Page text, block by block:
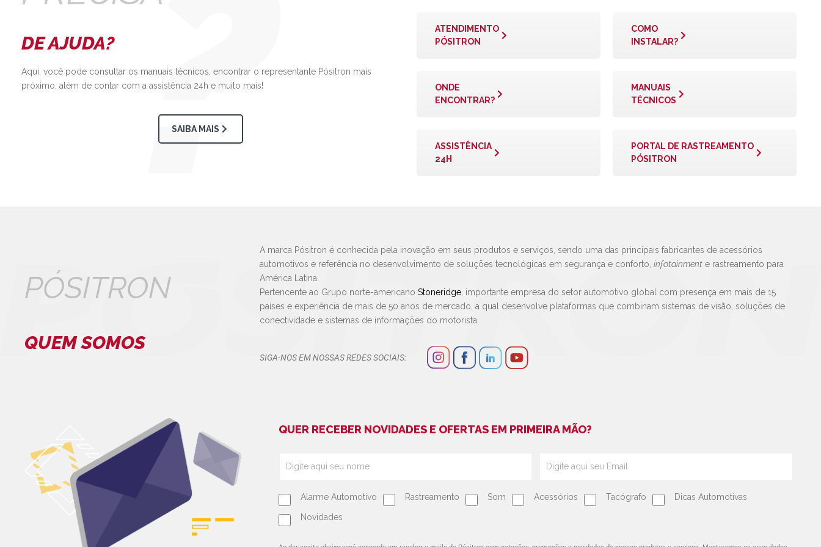
DE AJUDA?
Aqui, você pode consultar os manuais técnicos, encontrar o representante Pósitron mais
próximo, além de contar com a assistência 24h e muito mais!
SAIBA MAIS
ATENDIMENTO
PÓSITRON
COMO
INSTALAR?
ONDE
ENCONTRAR?
MANUAIS
TÉCNICOS
ASSISTÊNCIA
24H
PORTAL DE RASTREAMENTO
PÓSITRON
PÓSITRON
QUEM SOMOS
A marca Pósitron é conhecida pela inovação em seus produtos e serviços, sendo uma das principais fabricantes de acessórios
automotivos e referência no desenvolvimento de soluções tecnológicas em segurança e conforto,infotainment e rastreamento para
América Latina.
Pertencente ao Grupo norte-americanoStoneridge, importante empresa do setor automotivo global com presença em mais de 15
países e experiência de mais de 50 anos de mercado, a qual desenvolve plataformas que combinam sistemas de visão, soluções de
conectividade e sistemas de informações do motorista.
SIGA-NOS EM NOSSAS REDES SOCIAIS:
QUER RECEBER NOVIDADES E OFERTAS EM PRIMEIRA MÃO?
Alarme Automotivo Rastreamento Som Acessórios Tacógrafo Dicas Automotivas
Novidades